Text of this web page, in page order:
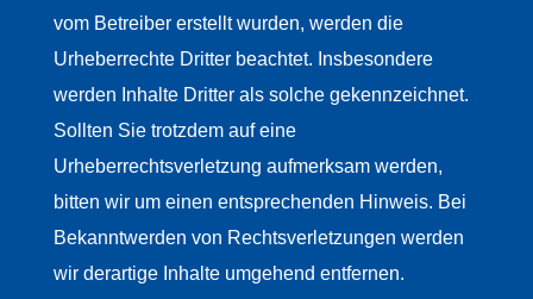
vom Betreiber erstellt wurden, werden die
Urheberrechte Dritter beachtet. Insbesondere
werden Inhalte Dritter als solche gekennzeichnet.
Sollten Sie trotzdem auf eine
Urheberrechtsverletzung aufmerksam werden,
bitten wir um einen entsprechenden Hinweis. Bei
Bekanntwerden von Rechtsverletzungen werden
wir derartige Inhalte umgehend entfernen.